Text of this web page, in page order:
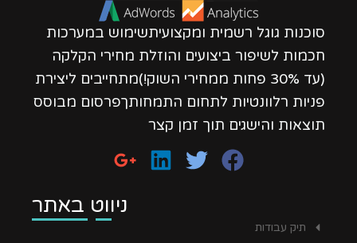
סוכנות גוגל רשמית ומקצועיתשימוש במערכות
חכמות לשיפור ביצועים והוזלת מחירי הקלקה
(עד 30% פחות ממחירי השוק!)מתחייבים ליצירת
פניות רלוונטיות לתחום התמחותךפרסום מבוסס
תוצאות והישגים תוך זמן קצר
ניווט באתר
תיק עבודות